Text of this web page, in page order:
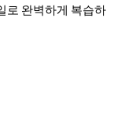
로 완벽하게 복습하